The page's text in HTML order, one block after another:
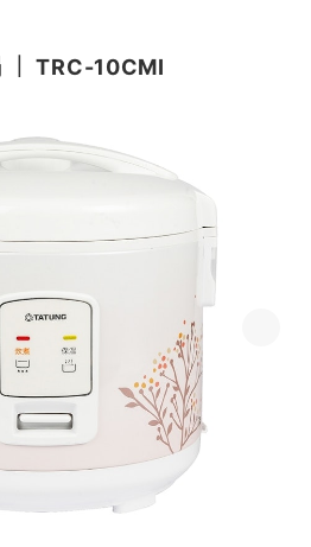
｜TRC-10CMI